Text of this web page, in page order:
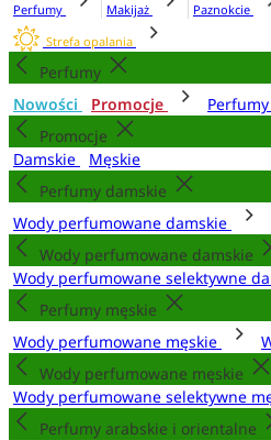
Perfumy Makijaż Paznokcie
Strefa opalania
Perfumy
Nowości
Promocje
Promocje
Damskie
Męskie
Perfumy damskie
Wody perfumowane damskie
Wody perfumowane damskie
Wody perfumowane selektywne
Perfumy męskie
Wody perfumowane męskie
Wody perfumowane męskie
Wody perfumowane selektywne
Perfumy arabskie i orientalne